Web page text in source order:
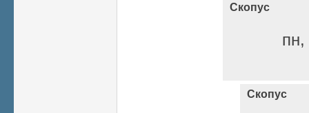
Скопус
Скопус